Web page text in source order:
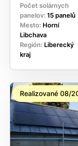
Počet solárnych
panelov: 15 panelů
Mesto: Horní
Libchava
Región: Liberecký
kraj
Realizované 08/